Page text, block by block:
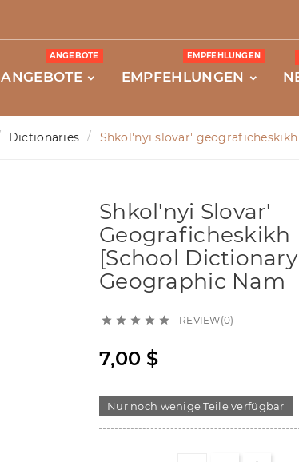
ANGEBOTE
ANGEBOTE
EMPFEHLUNGEN
EMPFEHLUNGEN
Dictionaries Shkol'nyi slovar'
Shkol'nyi Slovar'
Geograficheskikh
[School
Geographic Nam
     REVIEW(0)
7,00 $
Nur noch wenige Teile verfügbar